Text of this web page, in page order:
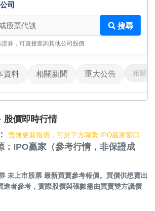
司
司
搜尋
券，可直接查詢其他公司股價
資料 相關新聞 重大公告 相關影
股價即時行情
暫無更新報價，可於下方聯繫 IPO贏家窗口
：IPO贏家（參考行情，非保證成
未上市股票 最新買賣參考報價。買價供想賣出
進者參考，實際股價與張數需由買賣雙方議價